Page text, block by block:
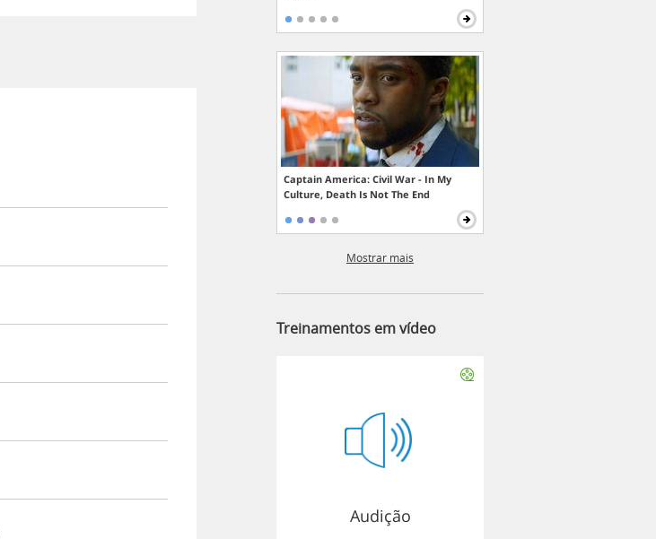
Captain America: Civil War - In My
Culture, Death Is Not The End
Mostrar mais
Treinamentos em vídeo
Audição